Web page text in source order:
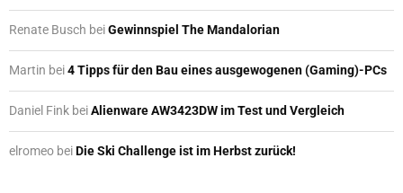
Renate Busch beiGewinnspiel The Mandalorian
Martin bei4 Tipps für den Bau eines ausgewogenen (Gaming)-PCs
Daniel Fink beiAlienware AW3423DW im Test und Vergleich
elromeo beiDie Ski Challenge ist im Herbst zurück!